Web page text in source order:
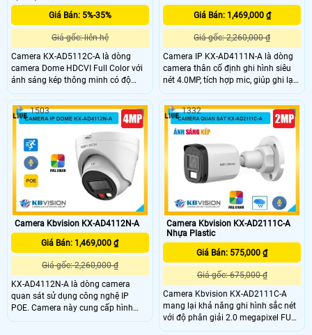
Giá Bán: 5%-35%
Giá gốc: liên hệ
Camera KX-AD5112C-A là dòng
camera Dome HDCVI Full Color với
ánh sáng kép thông minh có độ
phân giải 5.0MP, cho hình ảnh sắc
nét cả ngày lẫn đêm. Camera có
tầm xa đèn LED trắng 20m cho hình
ảnh ban đêm có màu, hồng ngoại
25m, tích hợp mic và chống ngược
sáng DWDR, giúp quan sát rõ ràng
trong mọi điều kiện ánh sáng, đây là
giải pháp an ninh tối ưu cho gia
đình và doanh nghiệp.
Giá Bán: 1,469,000 ₫
Giá gốc: 2,260,000 ₫
Camera IP KX-AD4111N-A là dòng
camera thân cố định ghi hình siêu
nét 4.0MP, tích hợp mic, giúp ghi lại
hình ảnh có âm thanh rõ ràng chân
thực. Camera KX-AD4111N-A còn
tích hợp chế độ chiếu sáng kép
thông minh với LED trắng và hồng
ngoại 30m, cùng khả năng phát
hiện con người giúp bảo vệ an ninh
hiệu quả.
Camera Kbvision KX-AD4112N-A
Giá Bán: 1,469,000 ₫
Giá gốc: 2,260,000 ₫
KX-AD4112N-A là dòng camera
quan sát sử dụng công nghệ IP
POE. Camera này cung cấp hình
ảnh chất lượng 2K+ cùng với đó là
1503
Camera Kbvision KX-AD2111C-A
Nhựa Plastic
Giá Bán: 575,000 ₫
Giá gốc: 675,000 ₫
Camera Kbvision KX-AD2111C-A
mang lại khả năng ghi hình sắc nét
với độ phân giải 2.0 megapixel FULL
HD 1080P. Chống Ngược Sáng
1332